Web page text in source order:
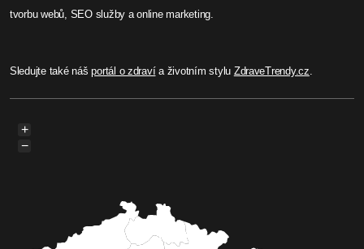
tvorbu webů, SEO služby a online marketing.
Sledujte také nášportál o zdravía životním stylu ZdraveTrendy.cz.
+
−